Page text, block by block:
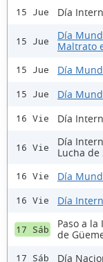
15 Jue Día
15 Jue
Día
Maltrato
15 Jue Día
15 Jue Día
16 Vie Día
16 Vie
Día
Lucha de
16 Vie Día
16 Vie Día
17 Sáb
Paso a
de
17 Sáb Día